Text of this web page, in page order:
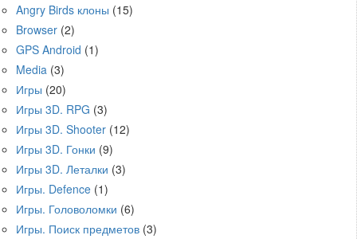
Angry Birds клоны (15)
Browser (2)
GPS Android (1)
Media (3)
Игры (20)
Игры 3D. RPG (3)
Игры 3D. Shooter (12)
Игры 3D. Гонки (9)
Игры 3D. Леталки (3)
Игры. Defence (1)
Игры. Головоломки (6)
Игры. Поиск предметов (3)